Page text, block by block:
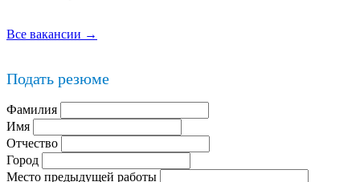
Все вакансии →
Подать резюме
Фамилия
Имя
Отчество
Город
Место предыдущей работы